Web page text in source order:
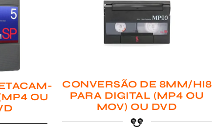
OU
CONVERSÃO DE 8MM/HI8
PARA DIGITAL (MP4 OU
MOV) OU DVD